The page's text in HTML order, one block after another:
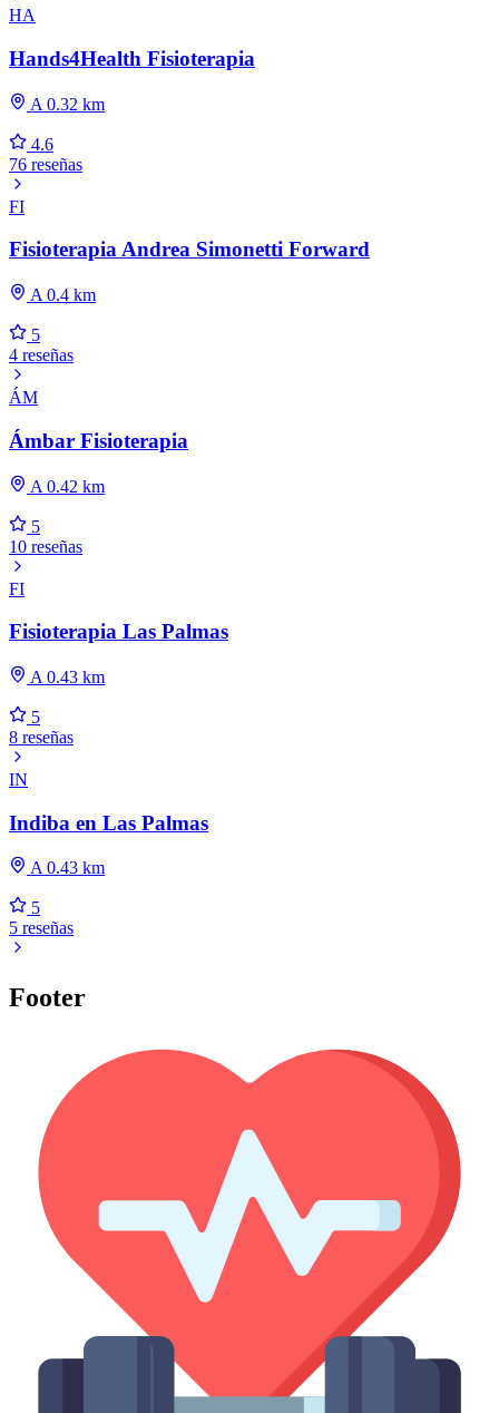
HA
Hands4Health Fisioterapia
A 0.32 km
4.6
76 reseñas
FI
Fisioterapia Andrea Simonetti Forward
A 0.4 km
5
4 reseñas
ÁM
Ámbar Fisioterapia
A 0.42 km
5
10 reseñas
FI
Fisioterapia Las Palmas
A 0.43 km
5
8 reseñas
IN
Indiba en Las Palmas
A 0.43 km
5
5 reseñas
Footer